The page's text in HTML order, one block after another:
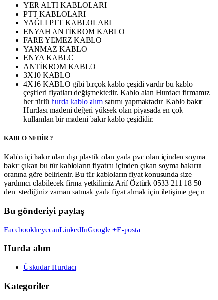
YER ALTI KABLOLARI
PTT KABLOLARI
YAĞLI PTT KABLOLARI
ENYAH ANTİKROM KABLO
FARE YEMEZ KABLO
YANMAZ KABLO
ENYA KABLO
ANTİKROM KABLO
3X10 KABLO
4X16 KABLO gibi birçok kablo çeşidi vardır bu kablo
çeşitleri fiyatları değişmektedir. Kablo alan Hurdacı firmamız
her türlü hurda kablo alım satımı yapmaktadır. Kablo bakır
Hurdası madeni değeri yüksek olan piyasada en çok
kullanılan bir madeni bakır kablo çeşididir.
KABLO NEDİR ?
Kablo içi bakır olan dışı plastik olan yada pvc olan içinden soyma
bakır çıkan bu tür kabloların fiyatını içinden çıkan soyma bakırın
oranına göre belirlenir. Bu tür kabloların fiyat konusunda size
yardımcı olabilecek firma yetkilimiz Arif Öztürk 0533 211 18 50
den istediğiniz zaman satmak yada fiyat almak için iletişime geçin.
Bu gönderiyi paylaş
FacebookheyecanLinkedInGoogle +E-posta
Hurda alım
Üsküdar Hurdacı
Kategoriler